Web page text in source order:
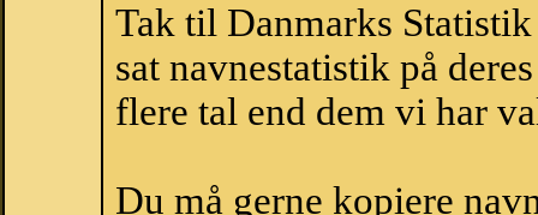
Tak til Danmarks
sat navnestatistik på
flere tal end dem vi har
Du må gerne kopiere